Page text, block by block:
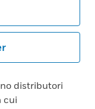
distributori
cui